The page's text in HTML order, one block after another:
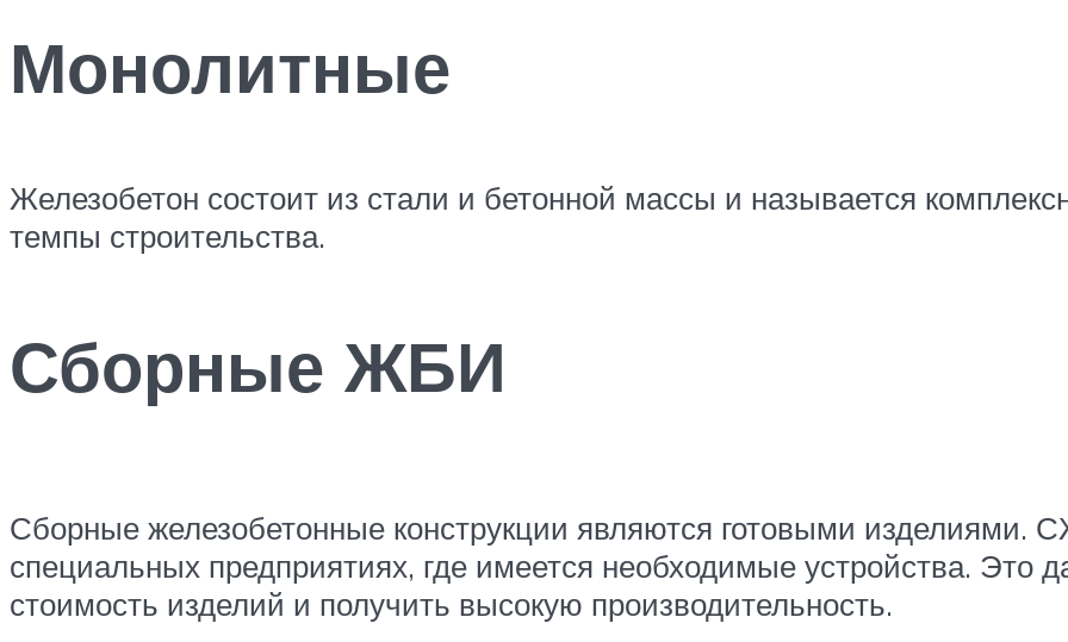
Монолитные
Железобетон состоит из стали и бетонной массы и называется
темпы строительства.
Сборные ЖБИ
Сборные железобетонные конструкции являются готовыми изделиями.
специальных предприятиях, где имеется необходимые устройства. Это
стоимость изделий и получить высокую производительность.